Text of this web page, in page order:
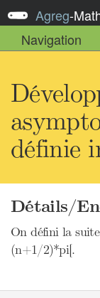
Agreg-
Navigation
définie
Détails/
On défini la
(n+1/2)*pi[.